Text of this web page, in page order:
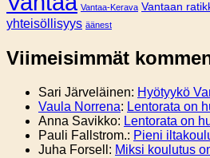
Vantaa-Kerava Vantaan
yhteisöllisyys äänest
Viimeisimmät
Sari Järveläinen: Hyötyykö
Vaula Norrena: Lentorata on
Anna Savikko: Lentorata on
Pauli Fallstrom.: Pieni
Juha Forsell : Miksi koulutus